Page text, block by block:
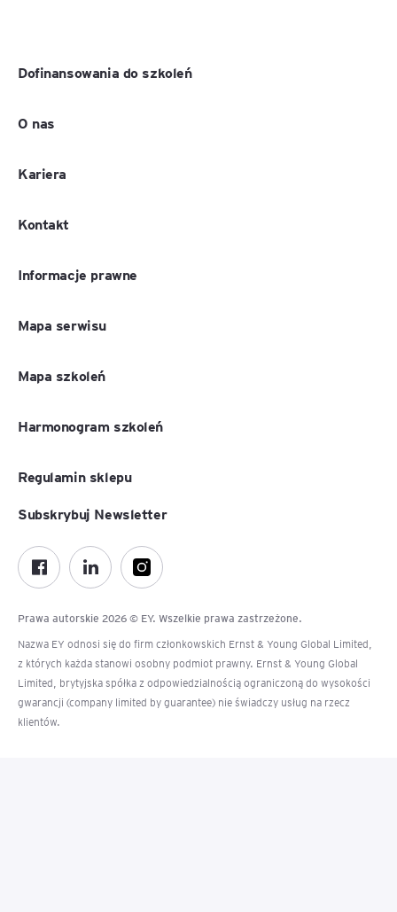
Dofinansowania do szkoleń
O nas
Kariera
Kontakt
Informacje prawne
Mapa serwisu
Mapa szkoleń
Harmonogram szkoleń
Regulamin sklepu
Prawa autorskie 2026 © EY. Wszelkie prawa zastrzeżone.
Nazwa EY odnosi się do firm członkowskich Ernst & Young Global Limited,
z których każda stanowi osobny podmiot prawny. Ernst & Young Global
Limited, brytyjska spółka z odpowiedzialnością ograniczoną do wysokości
gwarancji (company limited by guarantee) nie świadczy usług na rzecz
klientów.
Subskrybuj Newsletter